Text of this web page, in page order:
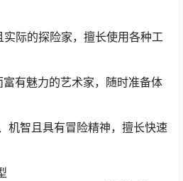
际的探险家，擅长使用各种工
有魅力的艺术家，随时准备体
机智且具有冒险精神，擅长快速